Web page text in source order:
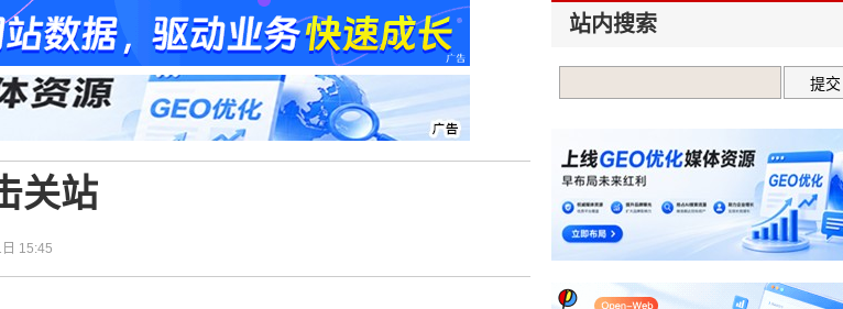
关站
日 15:45
站内搜索